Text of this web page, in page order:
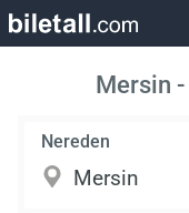
Mersin
Nereden